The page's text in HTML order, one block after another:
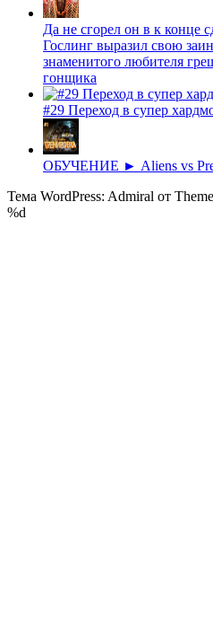
Да не сгорел он в к конце
Гослинг выразил свою
знаменитого любителя
гонщика
#29 Переход в супер
ОБУЧЕНИЕ ► Aliens vs
Тема WordPress: Admiral от
%d